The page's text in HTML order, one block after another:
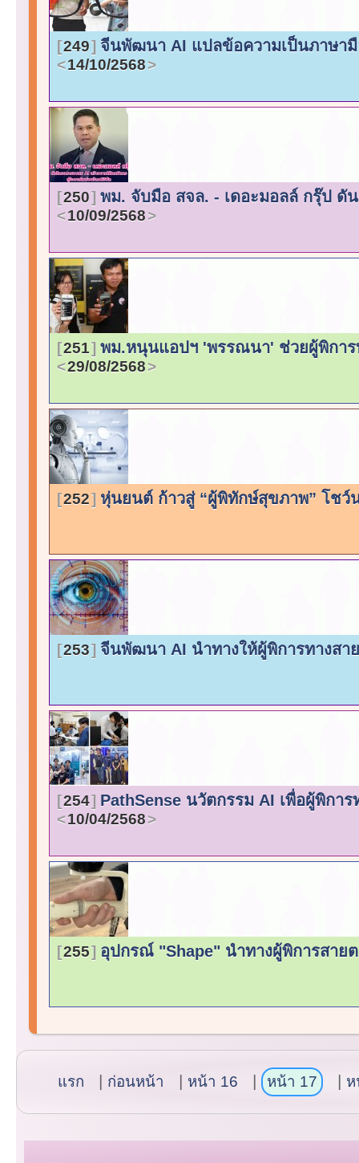
249 จีนพัฒนา AI แปลข้อความเป็นภาษา
14/10/2568
250 พม. จับมือ สจล. - เดอะมอลล์ กรุ๊ป ดั
10/09/2568
251 พม.หนุนแอปฯ 'พรรณนา' ช่วยผู้พิกา
29/08/2568
252 หุ่นยนต์ ก้าวสู่ “ผู้พิทักษ์สุขภาพ” โช
253 จีนพัฒนา AI นำทางให้ผู้พิการทางสา
254 PathSense นวัตกรรม AI เพื่อผู้พิกา
10/04/2568
255 อุปกรณ์ "Shape" นำทางผู้พิการสาย
แรก ก่อนหน้า หน้า 16 หน้า 17 ห